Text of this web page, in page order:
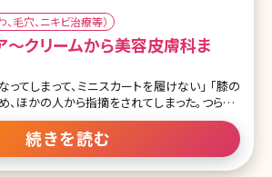
毛穴、ニキビ治療等）
クリームから美容皮膚科ま
てしまって、ミニスカートを履けない」 「膝の
ほかの人から指摘をされてしまった。つらい」
のが好きなのに、膝が出ると思うとどうに
人は多いのではないでしょうか。 「黒ずんだ
たらできていたということも多くあり、自分自
スカートだと他人か
続きを読む